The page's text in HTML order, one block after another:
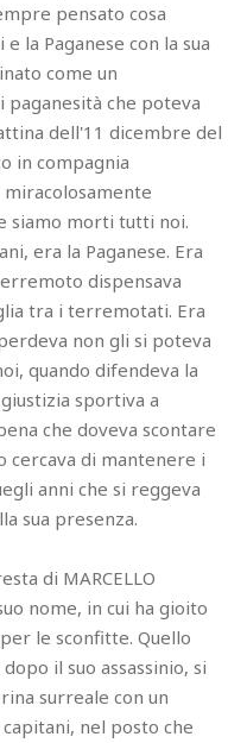
pensato cosa
la Paganese con la sua
come un
che poteva
dell'11 dicembre del
in compagnia
miracolosamente
siamo morti tutti noi.
era la Paganese. Era
dispensava
tra i terremotati. Era
non gli si poteva
quando difendeva la
sportiva a
che doveva scontare
cercava di mantenere i
anni che si reggeva
sua presenza.
di MARCELLO
nome, in cui ha gioito
le sconfitte. Quello
il suo assassinio, si
surreale con un
nel posto che